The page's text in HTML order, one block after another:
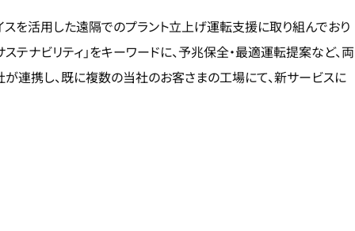
を活用した遠隔でのプラント立上げ運転支援に取り組んでおり
テナビリティ」をキーワードに、予兆保全・最適運転提案など、両
連携し、既に複数の当社のお客さまの工場にて、新サービスに